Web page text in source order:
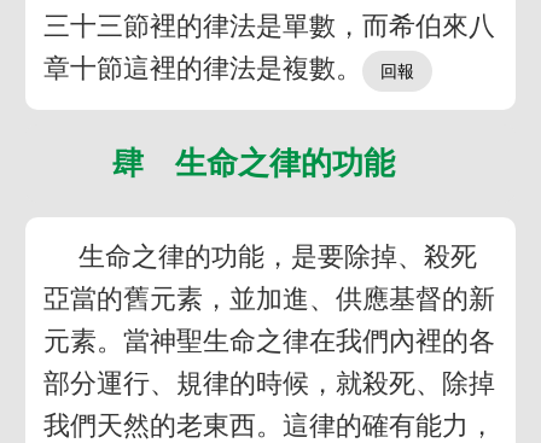
三十三節裡的律法是單數，而希伯來八
章十節這裡的律法是複數。
肆 生命之律的功能
生命之律的功能，是要除掉、殺死
亞當的舊元素，並加進、供應基督的新
元素。當神聖生命之律在我們內裡的各
部分運行、規律的時候，就殺死、除掉
我們天然的老東西。這律的確有能力，